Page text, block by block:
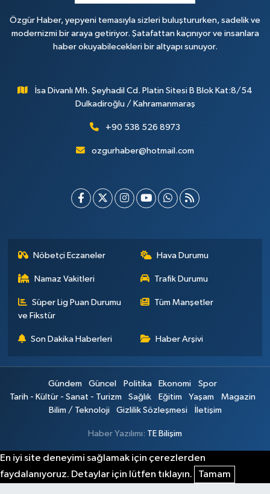
Özgür Haber, yepyeni temasıyla sizleri buluştururken, sadelik ve
modernizmi bir araya getiriyor. Şatafattan kaçınıyor ve insanlara
haber okuyabilecekleri bir altyapı sunuyor.
İsa Divanlı Mh. Şeyhadil Cd. Platin Sitesi B Blok Kat:8/54
Dulkadiroğlu / Kahramanmaraş
+90 538 526 8973
ozgurhaber@hotmail.com
Nöbetçi Eczaneler Hava Durumu
Namaz Vakitleri Trafik Durumu
Süper Lig Puan Durumu
ve Fikstür
Tüm Manşetler
Son Dakika Haberleri Haber Arşivi
Gündem Güncel Politika Ekonomi
Spor
Tarih - Kültür - Sanat - Turizm
Sağlık Eğitim Yaşam
Magazin
Bilim / Teknoloji
Gizlilik Sözleşmesi İletişim
Haber Yazılımı: TE Bilişim
En iyi site deneyimi sağlamak için çerezlerden
faydalanıyoruz. Detaylar için lütfen tıklayın.
Tamam